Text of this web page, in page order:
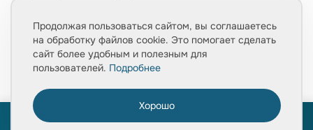
Обработка персональных данных
Политика конфиденциальности
Продолжая пользоваться сайтом, вы соглашаетесь
на обработку файлов cookie. Это помогает сделать
сайт более удобным и полезным для
пользователей. Подробнее
Хорошо